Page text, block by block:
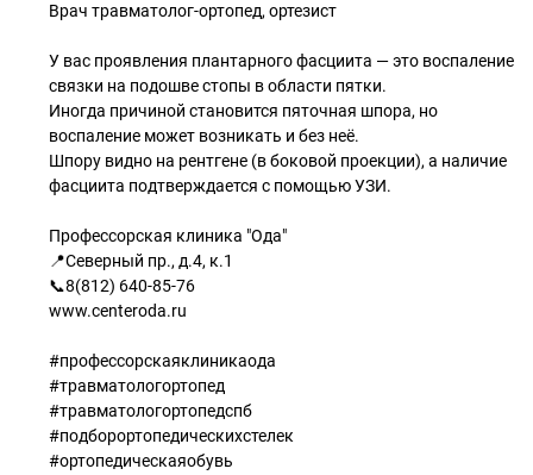
Врач травматолог-ортопед, ортезист
У вас проявления плантарного фасциита — это воспаление
связки на подошве стопы в области пятки.
Иногда причиной становится пяточная шпора, но
воспаление может возникать и без неё.
Шпору видно на рентгене (в боковой проекции), а наличие
фасциита подтверждается с помощью УЗИ.
Профессорская клиника "Ода"
📍Северный пр., д.4, к.1
📞8(812) 640-85-76
www.centeroda.ru
#профессорскаяклиникаода
#травматологортопед
#травматологортопедспб
#подборортопедическихстелек
#ортопедическаяобувь